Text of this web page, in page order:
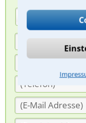
(Anrede)